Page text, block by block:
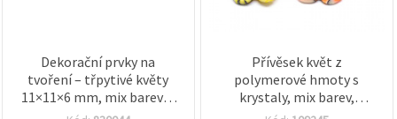
Dekorační prvky na
tvoření – třpytivé květy
11×11×6 mm, mix barev, 5
ks
Přívěsek květ z
polymerové hmoty s
krystaly, mix barev,
24x24x3 mm, otvor 1,5